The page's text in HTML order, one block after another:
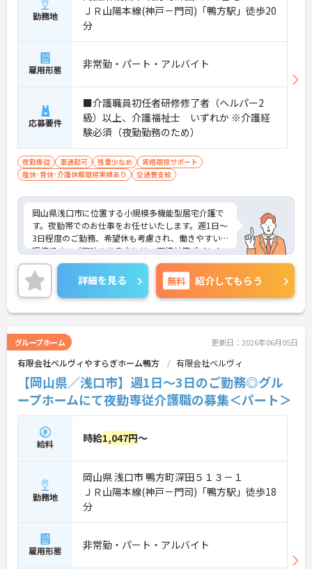
勤務地
ＪＲ山陽本線(神戸－門司)「鴨方駅」徒歩20
分
雇用形態 非常勤・パート・アルバイト
応募要件
■介護職員初任者研修修了者（ヘルパー2
級）以上、介護福祉士 いずれか ※介護経
験必須（夜勤勤務のため）
夜勤専従 車通勤可 残業少なめ
資格取得サポート
産休･育休･介護休暇取得実績あり
交通費支給
岡山県浅口市に位置する小規模多機能型居宅介護で
す。夜勤帯でのお仕事をお任せいたします。週1日～
3日程度のご勤務、希望休も考慮され、働きやすい
環境です。ご興味のある方には、面接対策ポイント
など、さらに詳細をお話しいたしますのでお気軽に
ご相談ください！詳細を見る 無料 紹介してもらう
グループホーム 更新日：2026年06月05日
有限会社ベルヴィやすらぎホーム鴨方 有限会社ベルヴィ
【岡山県／浅口市】週1日～3日のご勤務◎グル
ープホームにて夜勤専従介護職の募集＜パート＞
給料 時給1,047円～
勤務地
岡山県 浅口市 鴨方町深田５１３－１
ＪＲ山陽本線(神戸－門司)「鴨方駅」徒歩18
分
雇用形態 非常勤・パート・アルバイト